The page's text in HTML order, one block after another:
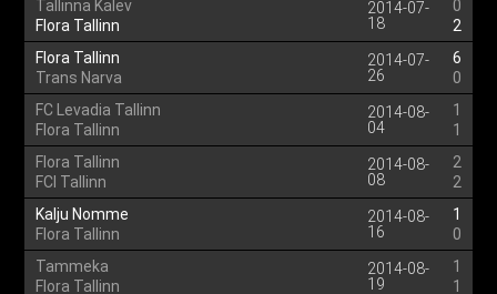
Tallinna Kalev
Flora Tallinn
2014-07-
18
0
2
Flora Tallinn
Trans Narva
2014-07-
26
6
0
FC Levadia Tallinn
Flora Tallinn
2014-08-
04
1
1
Flora Tallinn
FCI Tallinn
2014-08-
08
2
2
Kalju Nomme
Flora Tallinn
2014-08-
16
1
0
Tammeka
Flora Tallinn
2014-08-
19
1
1